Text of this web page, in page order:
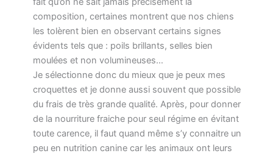
composition, certaines montrent que nos chiens
les tolèrent bien en observant certains signes
évidents tels que : poils brillants, selles bien
moulées et non volumineuses…
Je sélectionne donc du mieux que je peux mes
croquettes et je donne aussi souvent que possible
du frais de très grande qualité. Après, pour donner
de la nourriture fraiche pour seul régime en évitant
toute carence, il faut quand même s’y connaitre un
peu en nutrition canine car les animaux ont leurs